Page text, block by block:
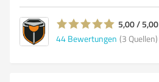
5,00 / 5,00
44 Bewertungen (3 Quellen)